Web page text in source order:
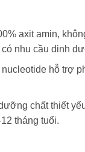
axit amin,
nhu cầu dinh
hỗ trợ
chất thiết
tháng tuổi.